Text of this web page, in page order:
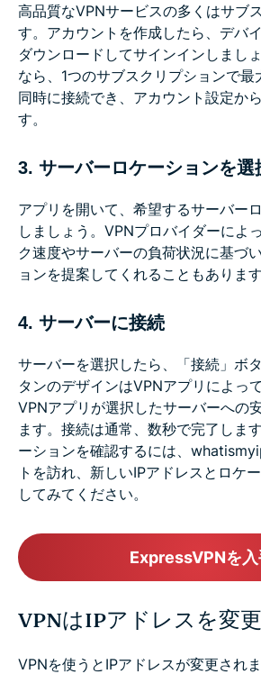
高品質なVPNサービスの多くはサブ
す。アカウントを作成したら、デバ
ダウンロードしてサインインしまし
なら、1つのサブスクリプションで最
同時に接続でき、アカウント設定か
す。
3. サーバーロケーションを選
アプリを開いて、希望するサーバー
しましょう。VPNプロバイダーによ
ク速度やサーバーの負荷状況に基づ
ョンを提案してくれることもあります
4. サーバーに接続
サーバーを選択したら、「接続」ボ
タンのデザインはVPNアプリによっ
VPNアプリが選択したサーバーへの
ます。接続は通常、数秒で完了しま
ーションを確認するには、
トを訪れ、新しいIPアドレスとロケ
してみてください。
ExpressVPNを入
VPNはIPアドレスを変
VPNを使うとIPアドレスが変更され